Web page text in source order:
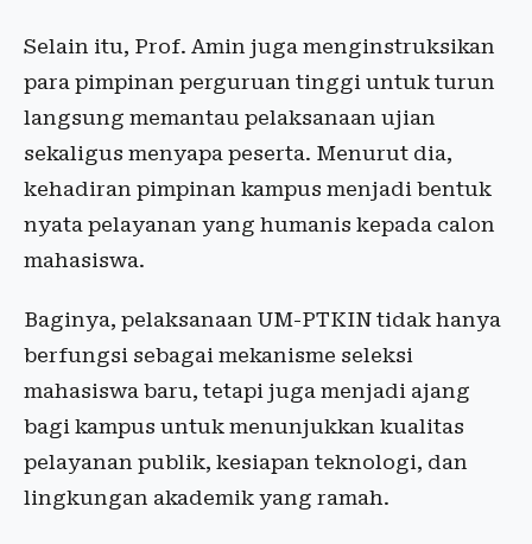
Selain itu, Prof. Amin juga menginstruksikan
para pimpinan perguruan tinggi untuk turun
langsung memantau pelaksanaan ujian
sekaligus menyapa peserta. Menurut dia,
kehadiran pimpinan kampus menjadi bentuk
nyata pelayanan yang humanis kepada calon
mahasiswa.
Baginya, pelaksanaan UM-PTKIN tidak hanya
berfungsi sebagai mekanisme seleksi
mahasiswa baru, tetapi juga menjadi ajang
bagi kampus untuk menunjukkan kualitas
pelayanan publik, kesiapan teknologi, dan
lingkungan akademik yang ramah.